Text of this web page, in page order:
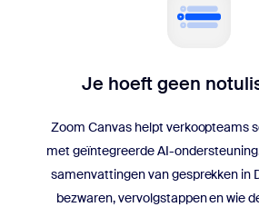
Je hoeft geen
Zoom Canvas helpt verkoopteams
met geïntegreerde AI-
samenvattingen van gesprekken in
bezwaren, vervolgstappen en wie